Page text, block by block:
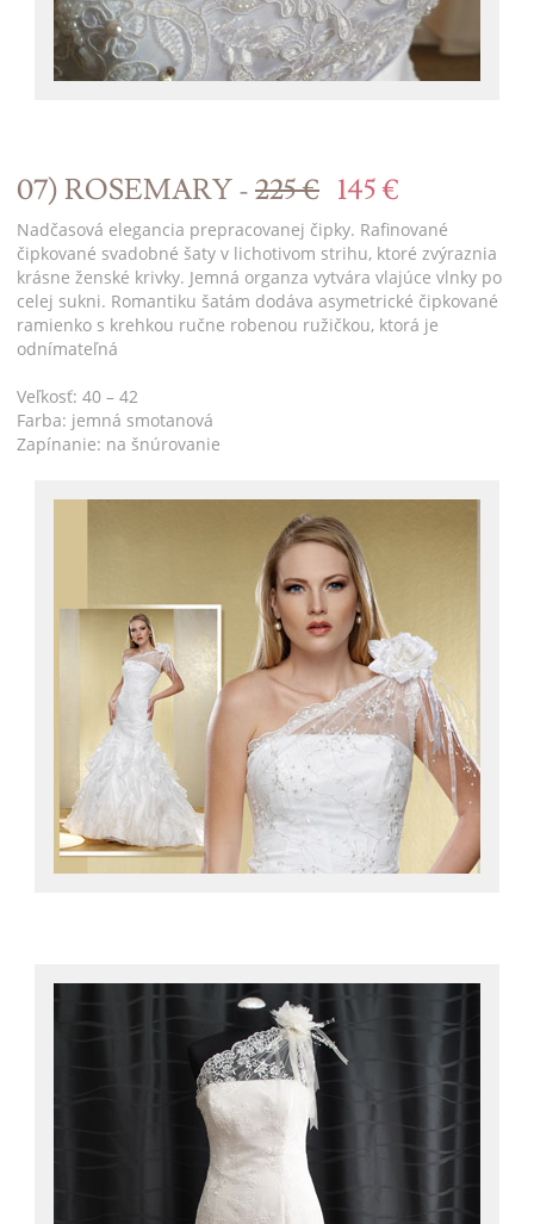
07) ROSEMARY -225 € 145 €
Nadčasová elegancia prepracovanej čipky. Rafinované
čipkované svadobné šaty v lichotivom strihu, ktoré zvýraznia
krásne ženské krivky. Jemná organza vytvára vlajúce vlnky po
celej sukni. Romantiku šatám dodáva asymetrické čipkované
ramienko s krehkou ručne robenou ružičkou, ktorá je
odnímateľná
Veľkosť: 40 – 42
Farba: jemná smotanová
Zapínanie: na šnúrovanie